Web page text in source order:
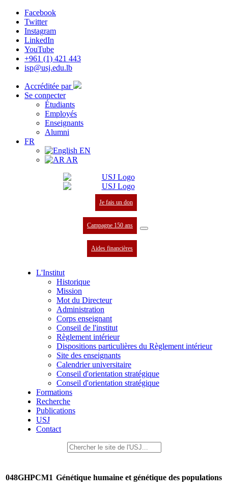
Facebook
Twitter
Instagram
LinkedIn
YouTube
+961 (1) 421 443
isp@usj.edu.lb
Accréditée par
Se connecter
Étudiants
Employés
Enseignants
Alumni
FR
EN
AR
Je fais un don
Campagne 150 ans
Aides financières
L'Institut
Historique
Mission
Mot du Directeur
Administration
Corps enseignant
Conseil de l'institut
Règlement intérieur
Dispositions particulières du Règlement intérieur
Site des enseignants
Calendrier universitaire
Conseil d'orientation stratégique
Conseil d'orientation stratégique
Formations
Recherche
Publications
USJ
Contact
048GHPCM1 Génétique humaine et génétique des populations